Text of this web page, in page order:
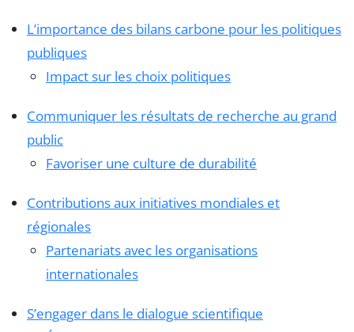
L’importance des bilans carbone pour les politiques
publiques
Impact sur les choix politiques
Communiquer les résultats de recherche au grand
public
Favoriser une culture de durabilité
Contributions aux initiatives mondiales et
régionales
Partenariats avec les organisations
internationales
S’engager dans le dialogue scientifique